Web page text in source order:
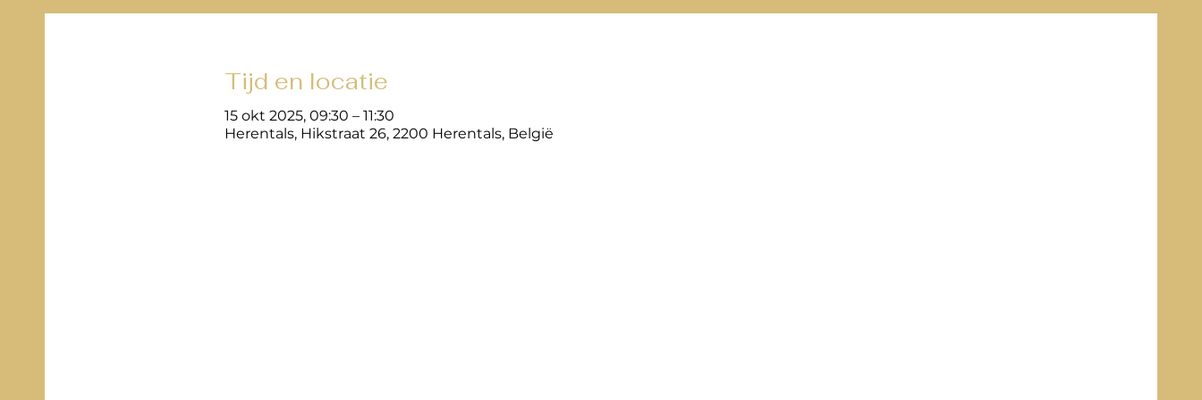
Tijd en locatie
15 okt 2025, 09:30 – 11:30
Herentals, Hikstraat 26, 2200 Herentals, België